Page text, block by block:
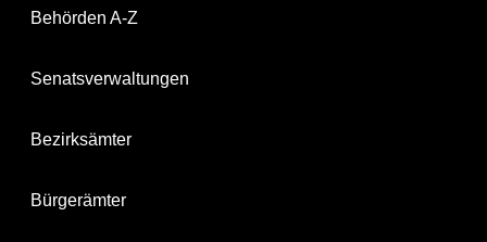
Behörden A-Z
Senatsverwaltungen
Bezirksämter
Bürgerämter